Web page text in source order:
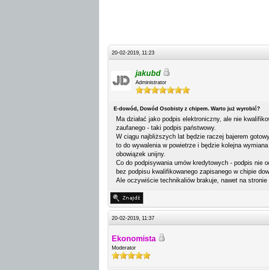
20-02-2019, 11:23
jakubd
Administrator
E-dowód, Dowód Osobisty z chipem. Warto już wyrobić?
Ma działać jako podpis elektroniczny, ale nie
zaufanego - taki podpis państwowy.
W ciągu najbliższych lat będzie raczej bajerem
to do wywalenia w powietrze i będzie kolejna
obowiązek unijny.
Co do podpisywania umów kredytowych - podpis nie
bez podpisu kwalifikowanego zapisanego w chipie
Ale oczywiście technikaliów brakuje, nawet na
20-02-2019, 11:37
Ekonomista
Moderator